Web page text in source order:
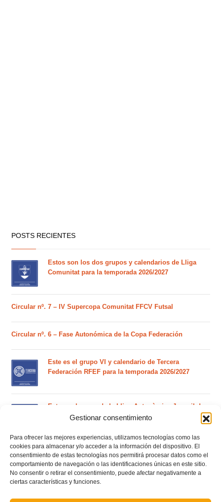
Gestionar consentimiento
Para ofrecer las mejores experiencias, utilizamos tecnologías como las
cookies para almacenar y/o acceder a la información del dispositivo. El
consentimiento de estas tecnologías nos permitirá procesar datos como el
comportamiento de navegación o las identificaciones únicas en este sitio.
No consentir o retirar el consentimiento, puede afectar negativamente a
ciertas características y funciones.
POSTS RECIENTES
Estos son los dos grupos y calendarios de Lliga
Comunitat para la temporada 2026/2027
Circular nº. 7 – IV Supercopa Comunitat FFCV Futsal
Circular nº. 6 – Fase Autonómica de la Copa Federación
Este es el grupo VI y calendario de Tercera
Federación RFEF para la temporada 2026/2027
Este es el grupo de la Lliga Autonòmica Juvenil de
fútbol sala de la temporada 2026/2027
El calendario del grupo VI de Tercera Federación
RFEF para la temporada 2026/27 se sorteará el
martes 4 de agosto
Nuevo curso de Entrenador de fútbol Licencia UEFA